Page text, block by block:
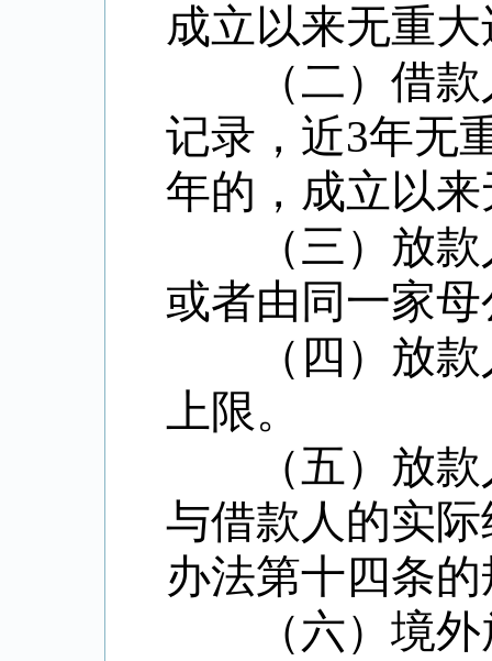
成立以来无重
（二）借款
记录，近3年无
年的，成立以
（三）放款
或者由同一家
（四）放款
上限。
（五）放款
与借款人的实
办法第十四条
（六）境外